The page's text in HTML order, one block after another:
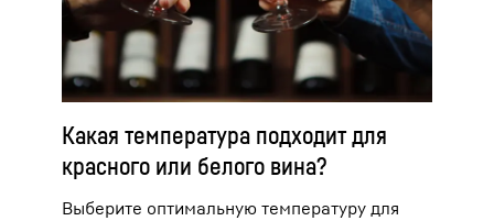
Какая температура подходит для
красного или белого вина?
Выберите оптимальную температуру для